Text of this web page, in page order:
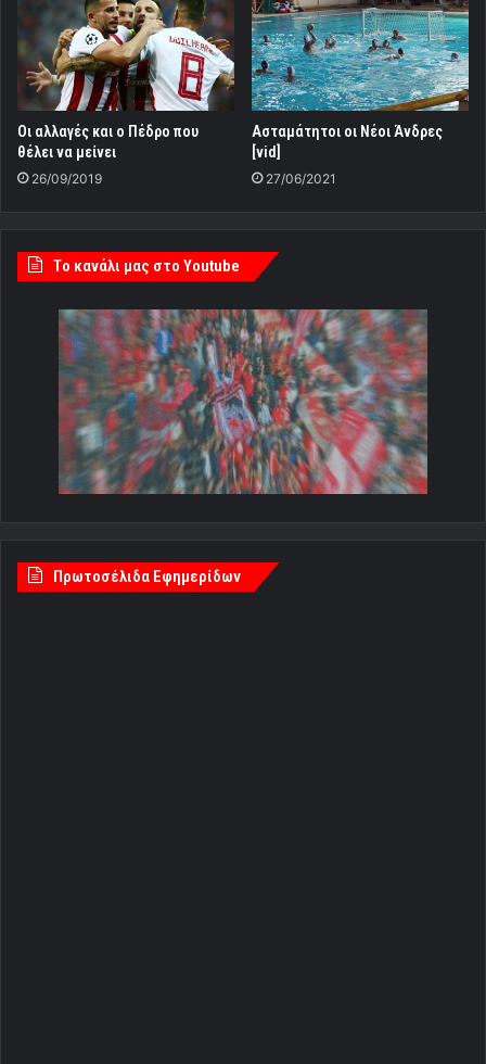
Οι αλλαγές και ο Πέδρο που
θέλει να μείνει
26/09/2019
Ασταμάτητοι οι Νέοι Άνδρες
[vid]
27/06/2021
Tο κανάλι μας στο Youtube
Πρωτοσέλιδα Εφημερίδων